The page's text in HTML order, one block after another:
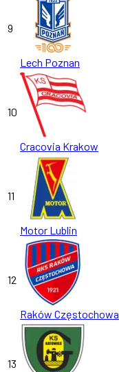
9
Lech Poznan
10
Cracovia Krakow
11
Motor Lublin
12
Raków Częstochowa
13